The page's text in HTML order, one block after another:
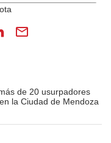
de 20 usurpadores
la Ciudad de Mendoza